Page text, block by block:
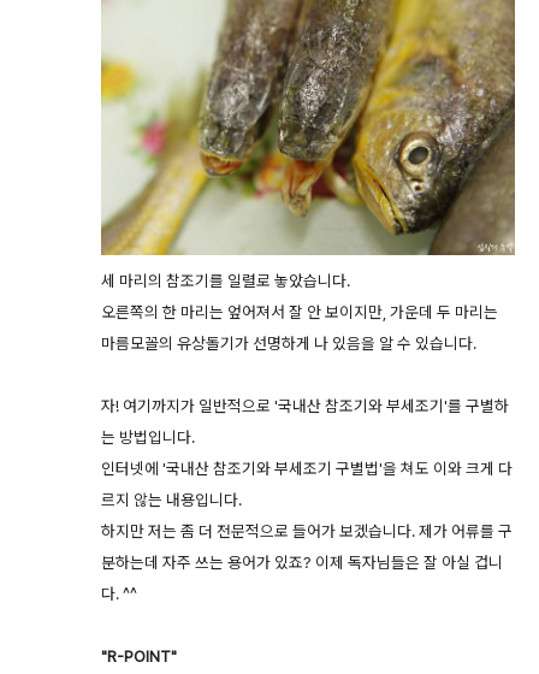
세 마리의 참조기를 일렬로 놓았습니다.
오른쪽의 한 마리는 엎어져서 잘 안 보이지만, 가운데 두 마리는
마름모꼴의 유상돌기가 선명하게 나 있음을 알 수 있습니다.
자! 여기까지가 일반적으로 '국내산 참조기와 부세조기'를 구별하
는 방법입니다.
인터넷에 '국내산 참조기와 부세조기 구별법'을 쳐도 이와 크게 다
르지 않는 내용입니다.
하지만 저는 좀 더 전문적으로 들어가 보겠습니다. 제가 어류를 구
분하는데 자주 쓰는 용어가 있죠? 이제 독자님들은 잘 아실 겁니
다. ^^
"R-POINT"